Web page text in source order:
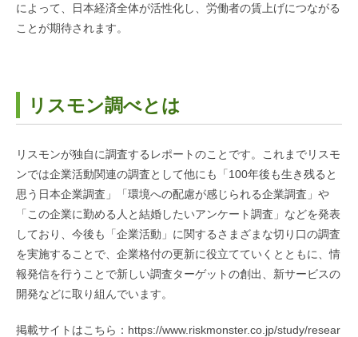
によって、日本経済全体が活性化し、労働者の賃上げにつながる
ことが期待されます。
リスモン調べとは
リスモンが独自に調査するレポートのことです。これまでリスモ
ンでは企業活動関連の調査として他にも「100年後も生き残ると
思う日本企業調査」「環境への配慮が感じられる企業調査」や
「この企業に勤める人と結婚したいアンケート調査」などを発表
しており、今後も「企業活動」に関するさまざまな切り口の調査
を実施することで、企業格付の更新に役立てていくとともに、情
報発信を行うことで新しい調査ターゲットの創出、新サービスの
開発などに取り組んでいます。
掲載サイトはこちら： https://www.riskmonster.co.jp/study/resear